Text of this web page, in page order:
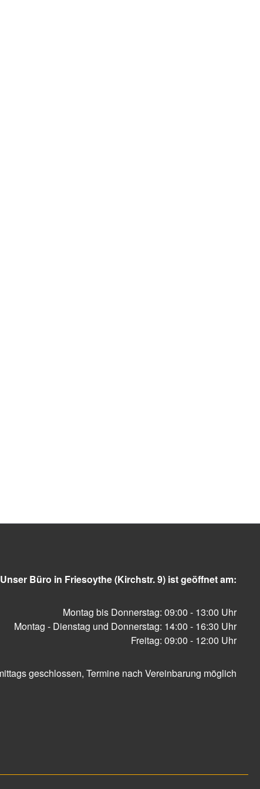
Unser Büro in Friesoythe (Kirchstr. 9) ist geöffnet am:
Montag bis Donnerstag: 09:00 - 13:00 Uhr
Montag - Dienstag und Donnerstag: 14:00 - 16:30 Uhr
Freitag: 09:00 - 12:00 Uhr
geschlossen, Termine nach Vereinbarung möglich